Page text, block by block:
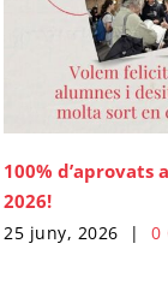
100% d’aprovats
2026!
25 juny, 2026 | 0